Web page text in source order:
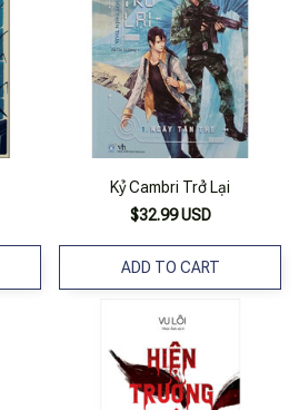
Kỷ Cambri Trở Lại
$32.99 USD
ADD TO CART